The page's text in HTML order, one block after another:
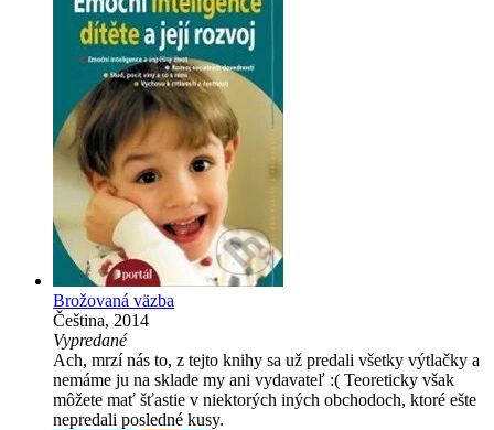
Brožovaná väzba
Čeština, 2014
Vypredané
Ach, mrzí nás to, z tejto knihy sa už predali všetky výtlačky a
nemáme ju na sklade my ani vydavateľ :( Teoreticky však
môžete mať šťastie v niektorých iných obchodoch, ktoré ešte
nepredali posledné kusy.